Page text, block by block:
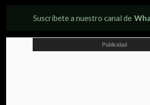
Suscríbete a nuestro canal de